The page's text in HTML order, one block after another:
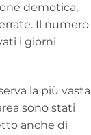
demotica,
Il numero
i giorni
la più vasta
sono stati
anche di